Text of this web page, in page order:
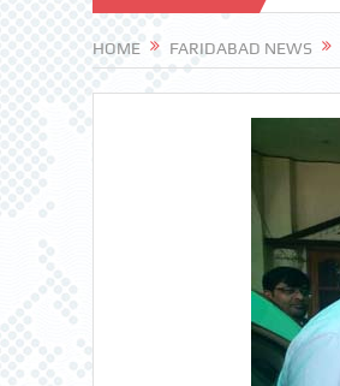
NEWS
HOME FARIDABAD NEWS